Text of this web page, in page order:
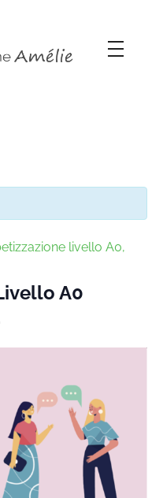
livello A0,
A0